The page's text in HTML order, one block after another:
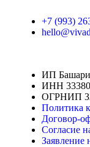
+7 (993)
ИП
ИНН
ОГРНИП
Политика
Договор-
Согласие
Заявление